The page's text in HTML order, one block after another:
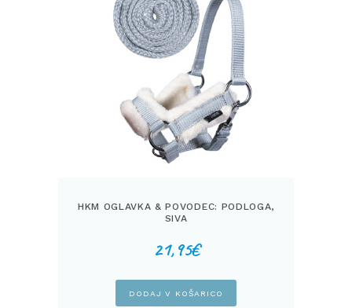
HKM OGLAVKA & POVODEC: PODLOGA,
SIVA
21,95€
DODAJ V KOŠARICO